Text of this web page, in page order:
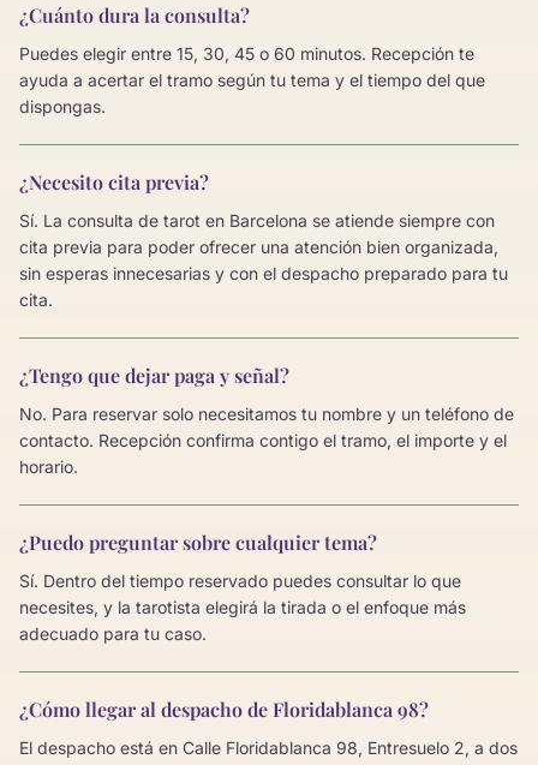
¿Cuánto dura la consulta?
Puedes elegir entre 15, 30, 45 o 60 minutos. Recepción te
ayuda a acertar el tramo según tu tema y el tiempo del que
dispongas.
¿Necesito cita previa?
Sí. La consulta de tarot en Barcelona se atiende siempre con
cita previa para poder ofrecer una atención bien organizada,
sin esperas innecesarias y con el despacho preparado para tu
cita.
¿Tengo que dejar paga y señal?
No. Para reservar solo necesitamos tu nombre y un teléfono de
contacto. Recepción confirma contigo el tramo, el importe y el
horario.
¿Puedo preguntar sobre cualquier tema?
Sí. Dentro del tiempo reservado puedes consultar lo que
necesites, y la tarotista elegirá la tirada o el enfoque más
adecuado para tu caso.
¿Cómo llegar al despacho de Floridablanca 98?
El despacho está en Calle Floridablanca 98, Entresuelo 2, a dos